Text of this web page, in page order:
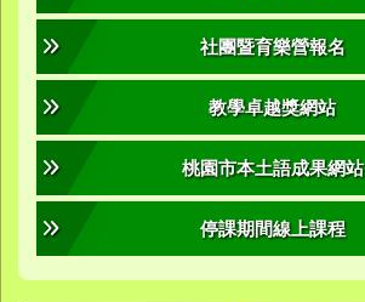
社團暨育樂營報名
教學卓越獎網站
桃園市本土語成果網站
停課期間線上課程